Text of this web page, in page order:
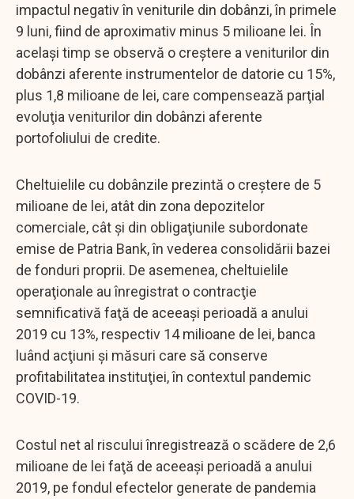
impactul negativ în veniturile din dobânzi, în primele
9 luni, fiind de aproximativ minus 5 milioane lei. În
acelaşi timp se observă o creştere a veniturilor din
dobânzi aferente instrumentelor de datorie cu 15%,
plus 1,8 milioane de lei, care compensează parţial
evoluţia veniturilor din dobânzi aferente
portofoliului de credite.
Cheltuielile cu dobânzile prezintă o creştere de 5
milioane de lei, atât din zona depozitelor
comerciale, cât şi din obligaţiunile subordonate
emise de Patria Bank, în vederea consolidării bazei
de fonduri proprii. De asemenea, cheltuielile
operaţionale au înregistrat o contracţie
semnificativă faţă de aceeaşi perioadă a anului
2019 cu 13%, respectiv 14 milioane de lei, banca
luând acţiuni şi măsuri care să conserve
profitabilitatea instituţiei, în contextul pandemic
COVID-19.
Costul net al riscului înregistrează o scădere de 2,6
milioane de lei faţă de aceeaşi perioadă a anului
2019, pe fondul efectelor generate de pandemia